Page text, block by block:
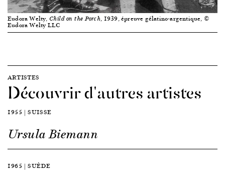
Eudora Welty, Child on the Porch, 1939, épreuve gélatino-argentique, ©
Eudora Welty LLC
ARTISTES
Découvrir d'autres artistes
1955 | SUISSE
Ursula Biemann
1965 | SUÈDE